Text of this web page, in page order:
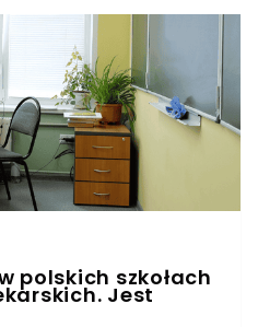
opublikowanych przez
liczba szkół
maleje.W
statystyki dotyczące
Pandemia
nabiera tempa. Coraz
się wysłać dzieci do
polskich szkołach
Jest